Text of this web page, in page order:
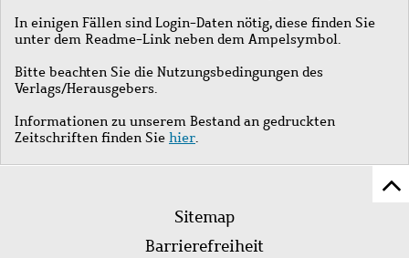
In einigen Fällen sind Login-Daten nötig, diese finden Sie
unter dem Readme-Link neben dem Ampelsymbol.
Bitte beachten Sie die Nutzungsbedingungen des
Verlags/Herausgebers.
Informationen zu unserem Bestand an gedruckten
Zeitschriften finden Sie hier.
Fußleistenmenü
Sitemap
Barrierefreiheit